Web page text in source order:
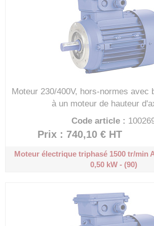
Moteur 230/400V, hors-normes avec
à un moteur de hauteur
Code article :
Prix : 740,10 € HT
Moteur électrique triphasé 1500 tr/min
0,50 kW - (90)